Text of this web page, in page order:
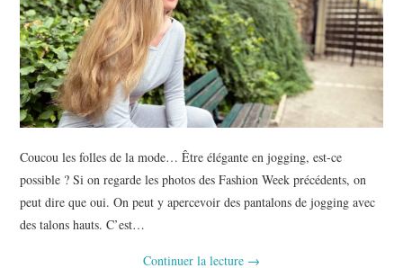
Coucou les folles de la mode… Être élégante en jogging, est-ce
possible ? Si on regarde les photos des Fashion Week précédents, on
peut dire que oui. On peut y apercevoir des pantalons de jogging avec
des talons hauts. C’est…
Continuer la lecture →